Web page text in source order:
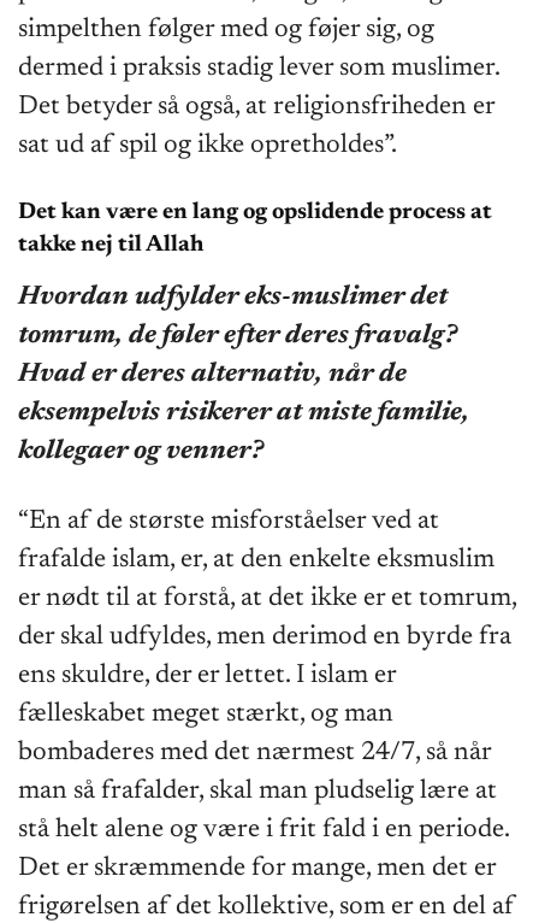
simpelthen følger med og føjer sig, og
dermed i praksis stadig lever som muslimer.
Det betyder så også, at religionsfriheden er
sat ud af spil og ikke opretholdes”.
Det kan være en lang og opslidende process at
takke nej til Allah
Hvordan udfylder eks-muslimer det
tomrum, de føler efter deres fravalg?
Hvad er deres alternativ, når de
eksempelvis risikerer at miste familie,
kollegaer og venner?
“En af de største misforståelser ved at
frafalde islam, er, at den enkelte eksmuslim
er nødt til at forstå, at det ikke er et tomrum,
der skal udfyldes, men derimod en byrde fra
ens skuldre, der er lettet. I islam er
fælleskabet meget stærkt, og man
bombaderes med det nærmest 24/7, så når
man så frafalder, skal man pludselig lære at
stå helt alene og være i frit fald i en periode.
Det er skræmmende for mange, men det er
frigørelsen af det kollektive, som er en del af